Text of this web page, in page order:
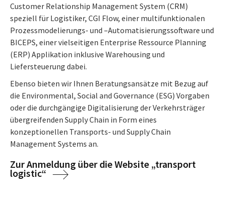
Customer Relationship Management System (CRM)
speziell für Logistiker, CGI Flow, einer multifunktionalen
Prozessmodelierungs- und –Automatisierungssoftware und
BICEPS, einer vielseitigen Enterprise Ressource Planning
(ERP) Applikation inklusive Warehousing und
Liefersteuerung dabei.
Ebenso bieten wir Ihnen Beratungsansätze mit Bezug auf
die Environmental, Social and Governance (ESG) Vorgaben
oder die durchgängige Digitalisierung der Verkehrsträger
übergreifenden Supply Chain in Form eines
konzeptionellen Transports- und Supply Chain
Management Systems an.
Zur Anmeldung über die Website „transport
logistic“